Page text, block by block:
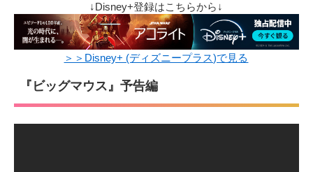
↓Disney+登録はこちらから↓
＞＞Disney+ (ディズニープラス)で見る
『ビッグマウス』予告編